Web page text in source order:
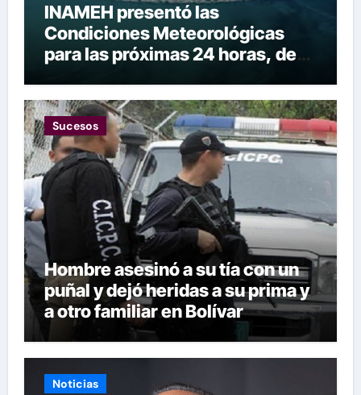
INAMEH presentó las
Condiciones Meteorológicas
para las próximas 24 horas, de
Sucesos
Hombre asesinó a su tía con un
puñal y dejó heridas a su prima y
a otro familiar en Bolívar
Noticias